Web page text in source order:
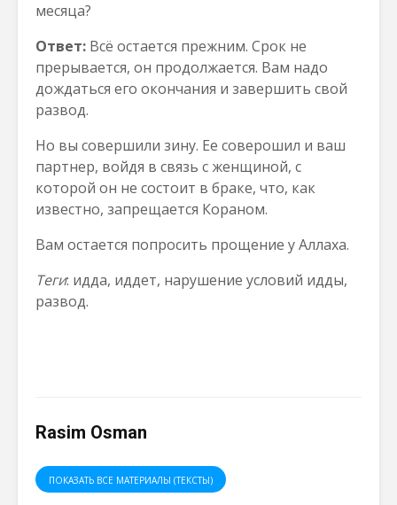
месяца?
Ответ: Всё остается прежним. Срок не
прерывается, он продолжается. Вам надо
дождаться его окончания и завершить свой
развод.
Но вы совершили зину. Ее соверошил и ваш
партнер, войдя в связь с женщиной, с
которой он не состоит в браке, что, как
известно, запрещается Кораном.
Вам остается попросить прощение у Аллаха.
Теги: идда, иддет, нарушение условий идды,
развод.
Rasim Osman
ПОКАЗАТЬ ВСЕ МАТЕРИАЛЫ (ТЕКСТЫ)